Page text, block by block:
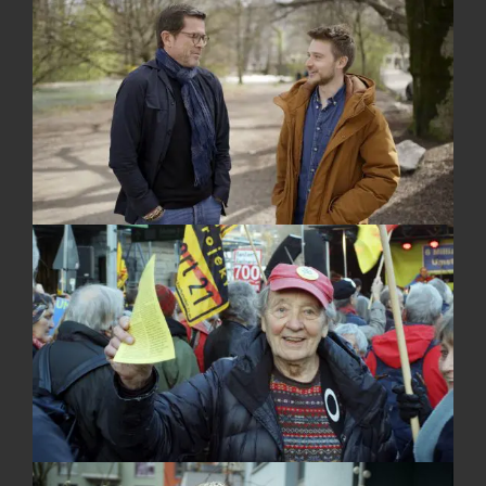
ÜBERSETZUNG
Igor Piroschik
Melanie Piroschik